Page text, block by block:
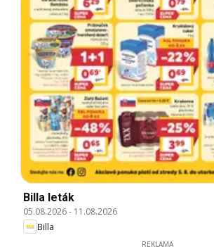
Billa leták
05.08.2026- 11.08.2026
Billa
REKLAMA